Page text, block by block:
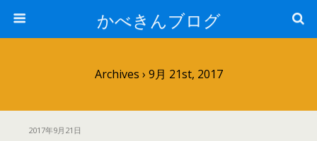
かべきんブログ
Archives › 9月 21st, 2017
2017年9月21日